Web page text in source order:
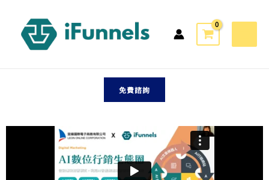
免費諮詢
數位行銷生態圈-免費線上講座
數位行銷如何成功轉型？
利用AI四大天王，打造品牌與企業的獲客系統